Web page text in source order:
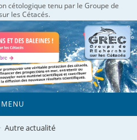
cétologique tenu par le Groupe de
les Cétacés.
MENU
Autre actualité